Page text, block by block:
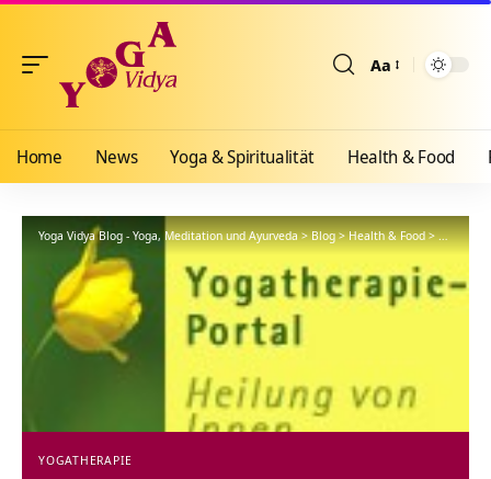
Aa
Home News Yoga & Spiritualität Health & Food
Yoga Vidya Blog - Yoga, Meditation und Ayurveda>Blog>Health & Food>
YOGATHERAPIE